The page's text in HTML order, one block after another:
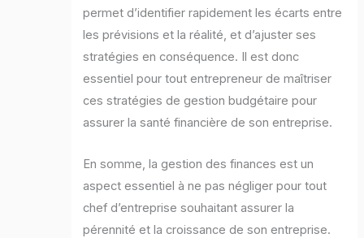
permet d’identifier rapidement les écarts entre
les prévisions et la réalité, et d’ajuster ses
stratégies en conséquence. Il est donc
essentiel pour tout entrepreneur de maîtriser
ces stratégies de gestion budgétaire pour
assurer la santé financière de son entreprise.
En somme, la gestion des finances est un
aspect essentiel à ne pas négliger pour tout
chef d’entreprise souhaitant assurer la
pérennité et la croissance de son entreprise.